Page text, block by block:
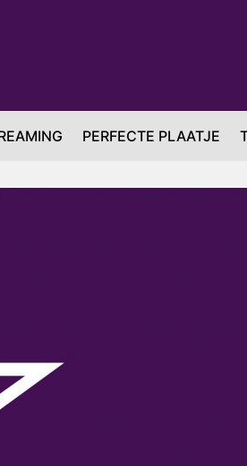
PERFECTE PLAATJE